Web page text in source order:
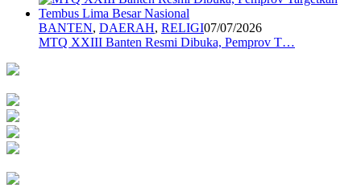
BANTEN, DAERAH, RELIGI07/07/2026
MTQ XXIII Banten Resmi Dibuka, Pemprov T…